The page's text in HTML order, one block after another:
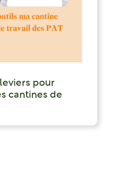
pour
cantines de